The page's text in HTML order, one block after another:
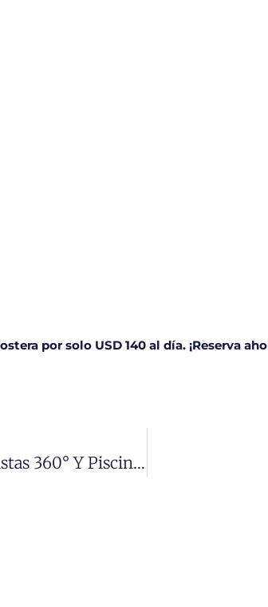
por solo USD 140 al día. ¡Reserva
Villa De Ensueño En Puerto Plata Con Vistas 360° Y Piscina Privada